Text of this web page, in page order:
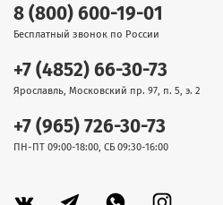
8 (800) 600-19-01
Бесплатный звонок по России
+7 (4852) 66-30-73
Ярославль, Московский пр. 97, п. 5, э. 2
+7 (965) 726-30-73
ПН-ПТ 09:00-18:00, СБ 09:30-16:00